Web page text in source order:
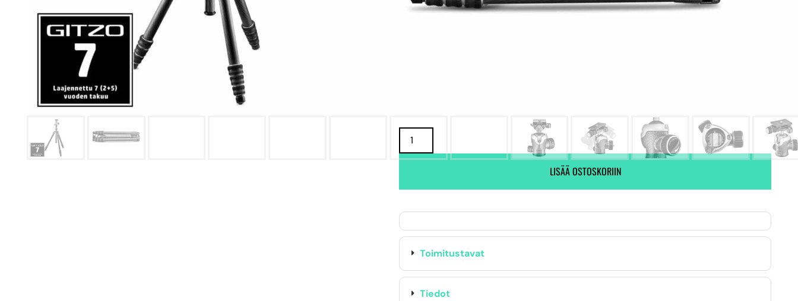
LISÄÄ OSTOSKORIIN
Toimitustavat
Tiedot